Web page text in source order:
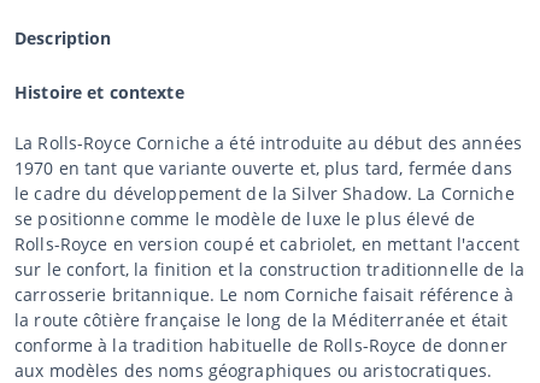
Description
Histoire et contexte
La Rolls-Royce Corniche a été introduite au début des années
1970 en tant que variante ouverte et, plus tard, fermée dans
le cadre du développement de la Silver Shadow. La Corniche
se positionne comme le modèle de luxe le plus élevé de
Rolls-Royce en version coupé et cabriolet, en mettant l'accent
sur le confort, la finition et la construction traditionnelle de la
carrosserie britannique. Le nom Corniche faisait référence à
la route côtière française le long de la Méditerranée et était
conforme à la tradition habituelle de Rolls-Royce de donner
aux modèles des noms géographiques ou aristocratiques.